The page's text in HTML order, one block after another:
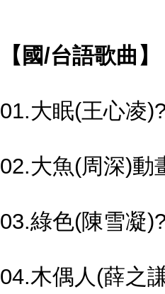
【國/台語歌曲】
01.大眠(王心凌
02.大魚(周深)動
03.綠色(陳雪凝
04.木偶人(薛之